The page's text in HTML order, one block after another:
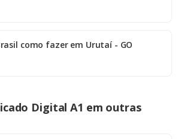
como fazer em Urutaí - GO
Digital A1 em outras